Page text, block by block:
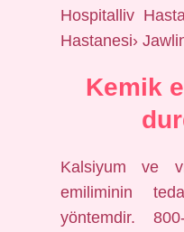
Hospitalliv
Hastanesi›
Kemik
Kalsiyum ve
emiliminin
yöntemdir.